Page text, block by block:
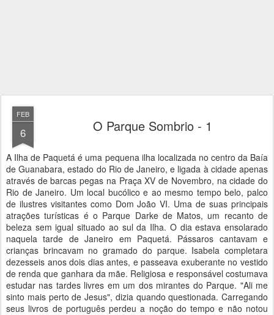
FEB
6 O Parque Sombrio - 1
A Ilha de Paquetá é uma pequena ilha localizada no centro da Baía
de Guanabara, estado do Rio de Janeiro, e ligada à cidade apenas
através de barcas pegas na Praça XV de Novembro, na cidade do
Rio de Janeiro. Um local bucólico e ao mesmo tempo belo, palco
de ilustres visitantes como Dom João VI. Uma de suas principais
atrações turísticas é o Parque Darke de Matos, um recanto de
beleza sem igual situado ao sul da Ilha. O dia estava ensolarado
naquela tarde de Janeiro em Paquetá. Pássaros cantavam e
crianças brincavam no gramado do parque. Isabela completara
dezesseis anos dois dias antes, e passeava exuberante no vestido
de renda que ganhara da mãe. Religiosa e responsável costumava
estudar nas tardes livres em um dos mirantes do Parque. "Ali me
sinto mais perto de Jesus", dizia quando questionada. Carregando
seus livros de português perdeu a noção do tempo e não notou